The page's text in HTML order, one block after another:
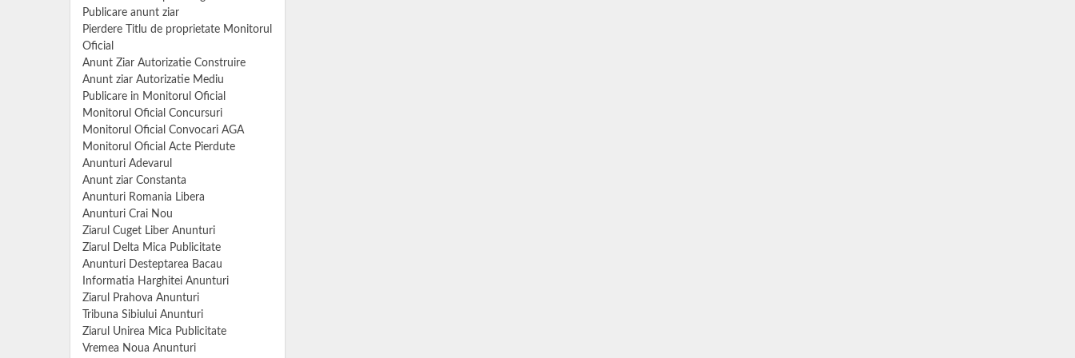
Publicare anunt ziar
Pierdere Titlu de proprietate Monitorul
Oficial
Anunt Ziar Autorizatie Construire
Anunt ziar Autorizatie Mediu
Publicare in Monitorul Oficial
Monitorul Oficial Concursuri
Monitorul Oficial Convocari AGA
Monitorul Oficial Acte Pierdute
Anunturi Adevarul
Anunt ziar Constanta
Anunturi Romania Libera
Anunturi Crai Nou
Ziarul Cuget Liber Anunturi
Ziarul Delta Mica Publicitate
Anunturi Desteptarea Bacau
Informatia Harghitei Anunturi
Ziarul Prahova Anunturi
Tribuna Sibiului Anunturi
Ziarul Unirea Mica Publicitate
Vremea Noua Anunturi